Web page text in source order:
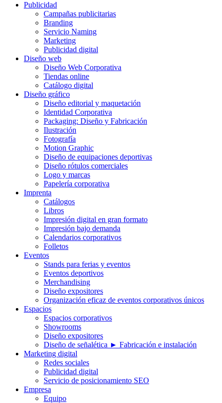
Publicidad
Campañas publicitarias
Branding
Servicio Naming
Marketing
Publicidad digital
Diseño web
Diseño Web Corporativa
Tiendas online
Catálogo digital
Diseño gráfico
Diseño editorial y maquetación
Identidad Corporativa
Packaging: Diseño y Fabricación
Ilustración
Fotografía
Motion Graphic
Diseño de equipaciones deportivas
Diseño rótulos comerciales
Logo y marcas
Papelería corporativa
Imprenta
Catálogos
Libros
Impresión digital en gran formato
Impresión bajo demanda
Calendarios corporativos
Folletos
Eventos
Stands para ferias y eventos
Eventos deportivos
Merchandising
Diseño expositores
Organización eficaz de eventos corporativos únicos
Espacios
Espacios corporativos
Showrooms
Diseño expositores
Diseño de señalética ► Fabricación e instalación
Marketing digital
Redes sociales
Publicidad digital
Servicio de posicionamiento SEO
Empresa
Equipo